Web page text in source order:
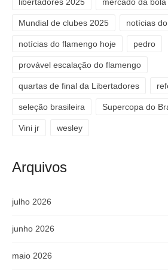
Mundial de clubes 2025 notícias
notícias do flamengo hoje pedro
provável escalação do flamengo
quartas de final da Libertadores
seleção brasileira Supercopa do
Vini jr wesley
Arquivos
julho 2026
junho 2026
maio 2026